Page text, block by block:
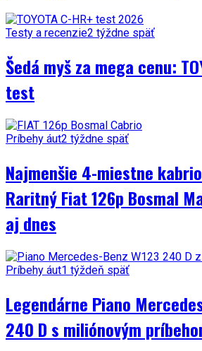
Testy a recenzie2 týždne späť
Šedá myš za mega cenu:
test
Príbehy áut2 týždne späť
Najmenšie 4-miestne
Raritný Fiat 126p Bosmal
aj dnes
Príbehy áut1 týždeň späť
Legendárne Piano
240 D s miliónovým